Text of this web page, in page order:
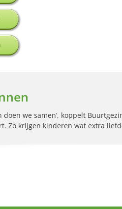
doen we samen’, koppelt
Zo krijgen kinderen wat extra